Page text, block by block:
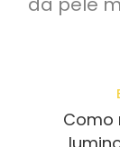
Como